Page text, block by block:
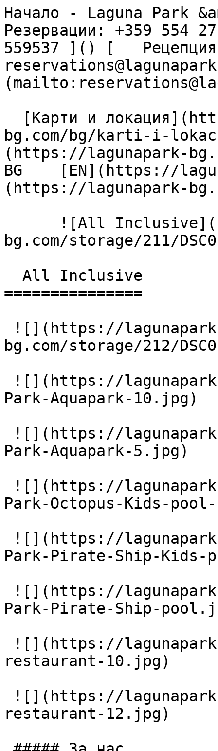
Начало - Laguna Park
Резервации: +359 554
559537 ]() [
bg.com/bg/karti-i-
(https://lagunapark-
BG    [EN](https://
(https://lagunapark-
bg.com/storage/211/
===============
bg.com/storage/212/
Park-Aquapark-10.jpg)
Park-Aquapark-5.jpg)
Park-Octopus-Kids-
Park-Pirate-Ship-Kids-
Park-Pirate-Ship-
restaurant-10.jpg)
restaurant-12.jpg)